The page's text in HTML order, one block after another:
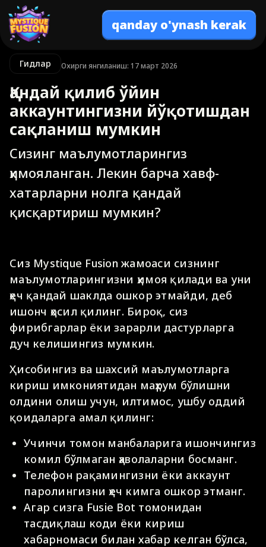
qanday o'ynash kerak
Гидлар Охирги янгиланиш: 17 март 2026
Қандай қилиб ўйин
аккаунтингизни йўқотишдан
сақланиш мумкин
Сизинг маълумотларингиз
ҳимояланган. Лекин барча хавф-
хатарларни нолга қандай
қисқартириш мумкин?
Сиз Mystique Fusion жамоаси сизнинг
маълумотларингизни ҳимоя қилади ва уни
ҳеч қандай шаклда ошкор этмайди, деб
ишонч ҳосил қилинг. Бироқ, сиз
фирибгарлар ёки зарарли дастурларга
дуч келишингиз мумкин.
Ҳисобингиз ва шахсий маълумотларга
кириш имкониятидан маҳрум бўлишни
олдини олиш учун, илтимос, ушбу оддий
қоидаларга амал қилинг:
Учинчи томон манбаларига ишончингиз
комил бўлмаган ҳаволаларни босманг.
Телефон рақамингизни ёки аккаунт
паролингизни ҳеч кимга ошкор этманг.
Агар сизга Fusie Bot томонидан
тасдиқлаш коди ёки кириш
хабарномаси билан хабар келган бўлса,